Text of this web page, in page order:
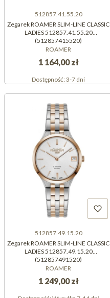
512857.41.55.20
Zegarek ROAMER SLIM-LINE CLASSIC
LADIES 512857.41.55.20
(512857415520)
ROAMER
1 164,00 zł
Dostępność:3-7 dni
512857.49.15.20
Zegarek ROAMER SLIM-LINE CLASSIC
LADIES 512857.49.15.20
(512857491520)
ROAMER
1 249,00 zł